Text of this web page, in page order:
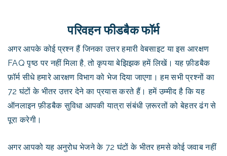
परिवहन फीडबैक फॉर्म
अगर आपके कोई प्रश्न हैं जिनका उत्तर हमारी वेबसाइट या इस आरक्षण
FAQ पृष्ठ पर नहीं मिला है, तो कृपया बेझिझक हमें लिखें। यह फ़ीडबैक
फ़ॉर्म सीधे हमारे आरक्षण विभाग को भेज दिया जाएगा। हम सभी प्रश्नों का
72 घंटों के भीतर उत्तर देने का प्रयास करते हैं। हमें उम्मीद है कि यह
ऑनलाइन फ़ीडबैक सुविधा आपकी यात्रा संबंधी ज़रूरतों को बेहतर ढंग से
पूरा करेगी।
अगर आपको यह अनुरोध भेजने के 72 घंटों के भीतर हमसे कोई जवाब नहीं